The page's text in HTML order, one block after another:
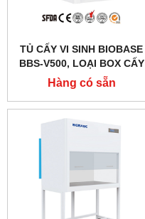
TỦ CẤY VI SINH BIOBASE
BBS-V500, LOẠI BOX CẤY
MINI ĐỂ BÀN
Hàng có sẵn